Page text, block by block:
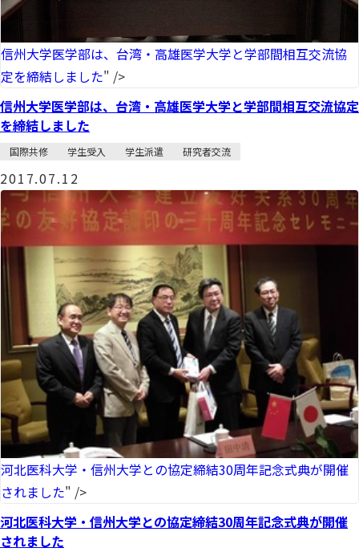
信州大学医学部は、台湾・高雄医学大学と学部間相互交流協
定を締結しました" />
信州大学医学部は、台湾・高雄医学大学と学部間相互交流協定
を締結しました
国際共修 学生受入 学生派遣 研究者交流
2017.07.12
河北医科大学・信州大学との協定締結30周年記念式典が開催
されました" />
河北医科大学・信州大学との協定締結30周年記念式典が開催
されました